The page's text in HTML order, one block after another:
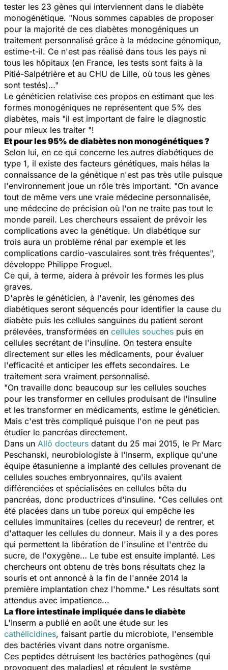
tester les 23 gènes qui interviennent dans le diabète
monogénétique. "Nous sommes capables de proposer
pour la majorité de ces diabètes monogéniques un
traitement personnalisé grâce à la médecine génomique,
estime-t-il. Ce n'est pas réalisé dans tous les pays ni
tous les hôpitaux (en France, les tests sont faits à la
Pitié-Salpétrière et au CHU de Lille, où tous les gènes
sont testés)…"
Le généticien relativise ces propos en estimant que les
formes monogéniques ne représentent que 5% des
diabètes, mais "il est important de faire le diagnostic
pour mieux les traiter "!
Et pour les 95% de diabètes non monogénétiques ?
Selon lui, en ce qui concerne les autres diabétiques de
type 1, il existe des facteurs génétiques, mais hélas la
connaissance de la génétique n'est pas très utile puisque
l'environnement joue un rôle très important. "On avance
tout de même vers une vraie médecine personnalisée,
une médecine de précision où l'on ne traite pas tout le
monde pareil. Les chercheurs essaient de prévoir les
complications avec la génétique. Un diabétique sur
trois aura un problème rénal par exemple et les
complications cardio-vasculaires sont très fréquentes",
développe Philippe Froguel.
Ce qui, à terme, aidera à prévoir les formes les plus
graves.
D'après le généticien, à l'avenir, les génomes des
diabétiques seront séquencés pour identifier la cause du
diabète puis les cellules sanguines du patient seront
prélevées, transformées en cellules souches puis en
cellules secrétant de l'insuline. On testera ensuite
directement sur elles les médicaments, pour évaluer
l'efficacité et anticiper les effets secondaires. Le
traitement sera vraiment personnalisé.
"On travaille donc beaucoup sur les cellules souches
pour les transformer en cellules produisant de l'insuline
et les transformer en médicaments, estime le généticien.
Mais c'est très compliqué puisque l'on ne peut pas
étudier le pancréas directement.
Dans un Allô docteurs datant du 25 mai 2015, le Pr Marc
Peschanski, neurobiologiste à l'Inserm, explique qu'une
équipe étasunienne a implanté des cellules provenant de
cellules souches embryonnaires, qu'ils avaient
différenciées et spécialisées en cellules bêta du
pancréas, donc productrices d'insuline. "Ces cellules ont
été placées dans un tube poreux qui empêche les
cellules immunitaires (celles du receveur) de rentrer, et
d'attaquer les cellules du donneur. Mais il y a des pores
qui permettent la libération de l'insuline et l'entrée du
sucre, de l'oxygène… Le tube est ensuite implanté. Les
chercheurs ont obtenu de très bons résultats chez la
souris et ont annoncé à la fin de l'année 2014 la
première implantation chez l'homme." Les résultats sont
attendus avec impatience...
La flore intestinale impliquée dans le diabète
L'Inserm a publié en août une étude sur les
cathélicidines, faisant partie du microbiote, l'ensemble
des bactéries vivant dans notre organisme.
Ces peptides détruisent les bactéries pathogènes (qui
provoquent des maladies) et régulent le système